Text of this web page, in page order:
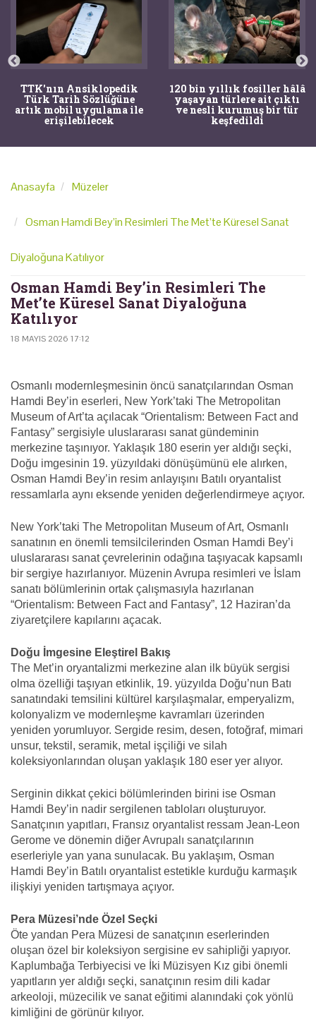
TTK'nın Ansiklopedik
Türk Tarih Sözlüğüne
artık mobil uygulama ile
erişilebilecek
120 bin yıllık fosiller hâlâ
yaşayan türlere ait çıktı
ve nesli kurumuş bir tür
keşfedildi
Anasayfa Müzeler
Osman Hamdi Bey’in Resimleri The Met’te Küresel Sanat
Diyaloğuna Katılıyor
Osman Hamdi Bey’in Resimleri The
Met’te Küresel Sanat Diyaloğuna
Katılıyor
18 MAYIS 2026 17:12
Osmanlı modernleşmesinin öncü sanatçılarından Osman
Hamdi Bey’in eserleri, New York’taki The Metropolitan
Museum of Art’ta açılacak “Orientalism: Between Fact and
Fantasy” sergisiyle uluslararası sanat gündeminin
merkezine taşınıyor. Yaklaşık 180 eserin yer aldığı seçki,
Doğu imgesinin 19. yüzyıldaki dönüşümünü ele alırken,
Osman Hamdi Bey’in resim anlayışını Batılı oryantalist
ressamlarla aynı eksende yeniden değerlendirmeye açıyor.
New York’taki The Metropolitan Museum of Art, Osmanlı
sanatının en önemli temsilcilerinden Osman Hamdi Bey’i
uluslararası sanat çevrelerinin odağına taşıyacak kapsamlı
bir sergiye hazırlanıyor. Müzenin Avrupa resimleri ve İslam
sanatı bölümlerinin ortak çalışmasıyla hazırlanan
“Orientalism: Between Fact and Fantasy”, 12 Haziran’da
ziyaretçilere kapılarını açacak.
Doğu İmgesine Eleştirel Bakış
The Met’in oryantalizmi merkezine alan ilk büyük sergisi
olma özelliği taşıyan etkinlik, 19. yüzyılda Doğu’nun Batı
sanatındaki temsilini kültürel karşılaşmalar, emperyalizm,
kolonyalizm ve modernleşme kavramları üzerinden
yeniden yorumluyor. Sergide resim, desen, fotoğraf, mimari
unsur, tekstil, seramik, metal işçiliği ve silah
koleksiyonlarından oluşan yaklaşık 180 eser yer alıyor.
Serginin dikkat çekici bölümlerinden birini ise Osman
Hamdi Bey’in nadir sergilenen tabloları oluşturuyor.
Sanatçının yapıtları, Fransız oryantalist ressam Jean-Leon
Gerome ve dönemin diğer Avrupalı sanatçılarının
eserleriyle yan yana sunulacak. Bu yaklaşım, Osman
Hamdi Bey’in Batılı oryantalist estetikle kurduğu karmaşık
ilişkiyi yeniden tartışmaya açıyor.
Pera Müzesi’nde Özel Seçki
Öte yandan Pera Müzesi de sanatçının eserlerinden
oluşan özel bir koleksiyon sergisine ev sahipliği yapıyor.
Kaplumbağa Terbiyecisi ve İki Müzisyen Kız gibi önemli
yapıtların yer aldığı seçki, sanatçının resim dili kadar
arkeoloji, müzecilik ve sanat eğitimi alanındaki çok yönlü
kimliğini de görünür kılıyor.